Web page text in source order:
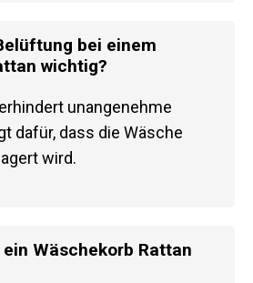
bei einem
wichtig?
unangenehme
dafür, dass die Wäsche
wird.
Wäschekorb Rattan